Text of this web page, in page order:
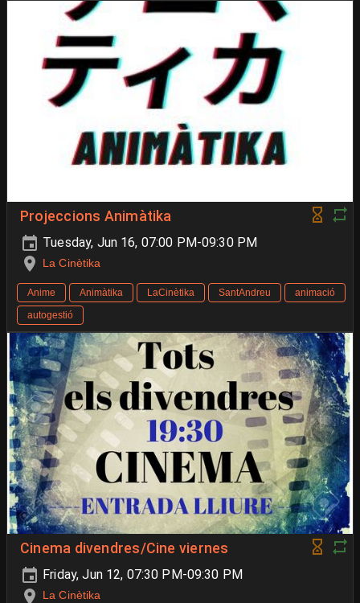
Projeccions Animàtika
Tuesday, Jun 16, 07:00 PM-09:30 PM
La Cinètika
Anime Animàtika LaCinètika SantAndreu
animació
autogestió
Cinema divendres/Cine viernes
Friday, Jun 12, 07:30 PM-09:30 PM
La Cinètika